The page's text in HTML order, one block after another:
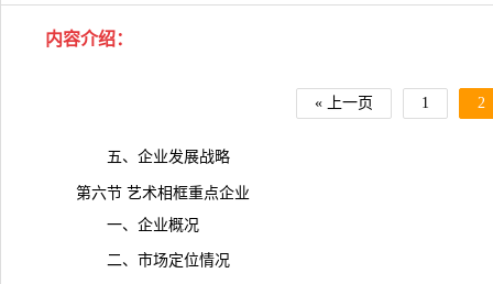
内容介绍：
« 上一页 1 2
五、企业发展战略
第六节 艺术相框重点企业
一、企业概况
二、市场定位情况